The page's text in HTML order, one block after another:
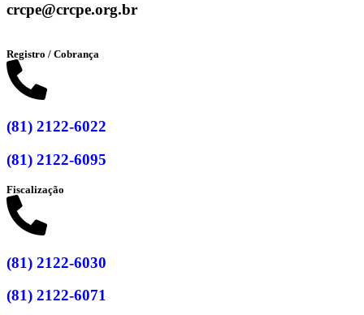
crcpe@crcpe.org.br
Registro / Cobrança
(81) 2122-6022
(81) 2122-6095
Fiscalização
(81) 2122-6030
(81) 2122-6071